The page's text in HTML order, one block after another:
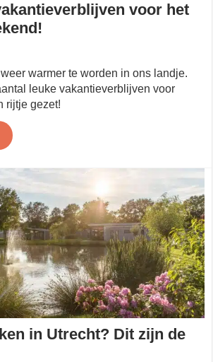
voor het
warmer te worden in ons landje.
leuke vakantieverblijven voor
rijtje gezet!
in Utrecht? Dit zijn de